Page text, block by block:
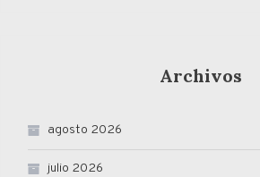
Archivos
agosto 2026
julio 2026